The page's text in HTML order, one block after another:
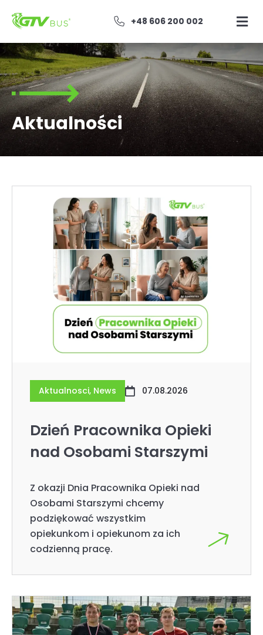
+48 606 200 002
Aktualności
Aktualnosci, News 07.08.2026
Dzień Pracownika Opieki
nad Osobami Starszymi
Z okazji Dnia Pracownika Opieki nad
Osobami Starszymi chcemy
podziękować wszystkim
opiekunkom i opiekunom za ich
codzienną pracę.